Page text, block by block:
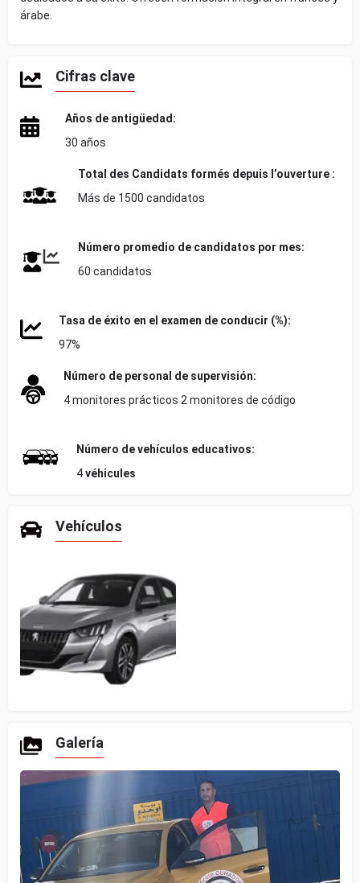
árabe.
Cifras clave
Años de antigüedad:
30 años
Total des Candidats formés depuis l’ouverture :
Más de 1500 candidatos
Número promedio de candidatos por mes:
60 candidatos
Tasa de éxito en el examen de conducir (%):
97%
Número de personal de supervisión:
4 monitores prácticos 2 monitores de código
Número de vehículos educativos:
4véhicules
Vehículos
Galería